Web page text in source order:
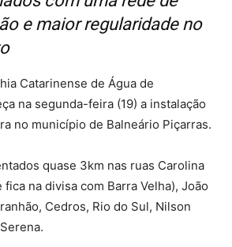
e maior regularidade no
Catarinense de Água de
na segunda-feira (19) a instalação
no município de Balneário Piçarras.
quase 3km nas ruas Carolina
na divisa com Barra Velha), João
Cedros, Rio do Sul, Nilson